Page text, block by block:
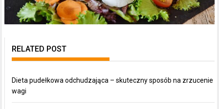
RELATED POST
Dieta pudełkowa odchudzająca – skuteczny sposób na zrzucenie
wagi